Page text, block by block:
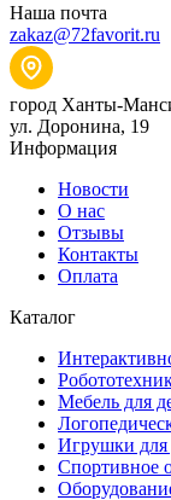
Наша почта
zakaz@72favorit.ru
город Ханты-
ул. Доронина, 19
Информация
Новости
О нас
Отзывы
Контакты
Оплата
Каталог
Мебель для
Игрушки для
Спортивное